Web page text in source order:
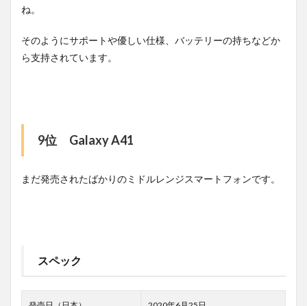
ね。
そのようにサポートや優しい仕様、バッテリーの持ちなどか
ら支持されています。
9位 Galaxy A41
まだ発売されたばかりのミドルレンジスマートフォンです。
スペック